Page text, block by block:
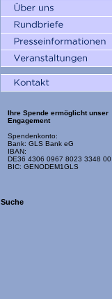
Ihre Spende ermöglicht unser
Engagement
Spendenkonto:
Bank: GLS Bank eG
IBAN:
DE36 4306 0967 8023 3348 00
BIC: GENODEM1GLS
Suche